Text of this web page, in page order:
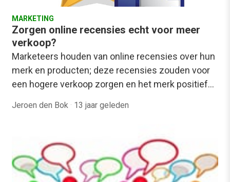
MARKETING
Zorgen online recensies echt voor meer
verkoop?
Marketeers houden van online recensies over hun
merk en producten; deze recensies zouden voor
een hogere verkoop zorgen en het merk positief…
Jeroen den Bok · 13 jaar geleden